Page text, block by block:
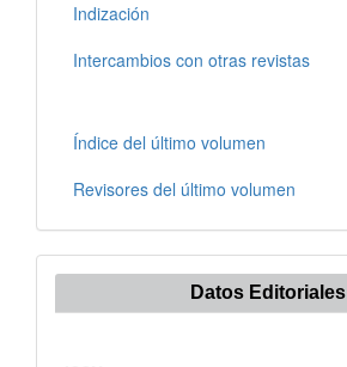
Indización
Intercambios con otras revistas
Índice del último volumen
Revisores del último volumen
Datos Editoriales